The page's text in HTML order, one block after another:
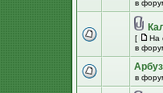
в
[ На
в
в